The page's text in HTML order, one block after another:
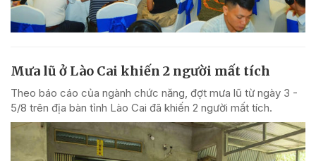
Mưa lũ ở Lào Cai khiến 2 người mất tích
Theo báo cáo của ngành chức năng, đợt mưa lũ từ ngày 3 -
5/8 trên địa bàn tỉnh Lào Cai đã khiến 2 người mất tích.